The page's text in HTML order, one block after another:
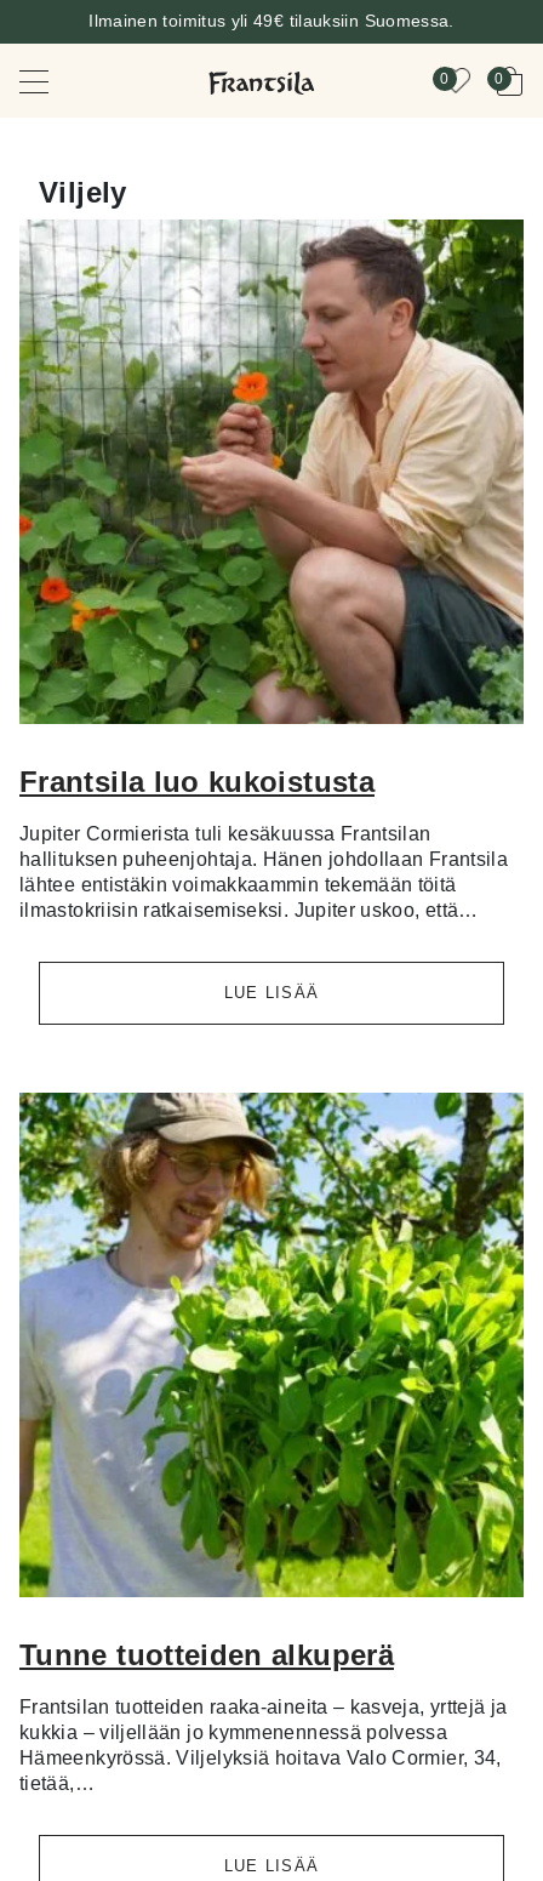
Ilmainen toimitus yli 49€ tilauksiin Suomessa.
0 0
Viljely
Frantsila luo kukoistusta
Jupiter Cormierista tuli kesäkuussa Frantsilan
hallituksen puheenjohtaja. Hänen johdollaan Frantsila
lähtee entistäkin voimakkaammin tekemään töitä
ilmastokriisin ratkaisemiseksi. Jupiter uskoo, että…
LUE LISÄÄ
Tunne tuotteiden alkuperä
Frantsilan tuotteiden raaka-aineita – kasveja, yrttejä ja
kukkia – viljellään jo kymmenennessä polvessa
Hämeenkyrössä. Viljelyksiä hoitava Valo Cormier, 34,
tietää,…
LUE LISÄÄ